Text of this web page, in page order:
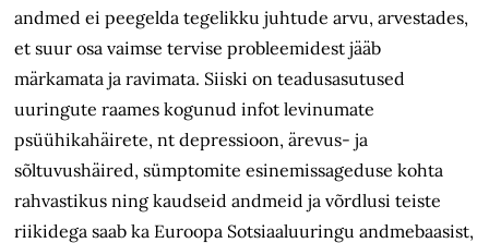
andmed ei peegelda tegelikku juhtude arvu, arvestades,
et suur osa vaimse tervise probleemidest jääb
märkamata ja ravimata. Siiski on teadusasutused
uuringute raames kogunud infot levinumate
psüühikahäirete, nt depressioon, ärevus- ja
sõltuvushäired, sümptomite esinemissageduse kohta
rahvastikus ning kaudseid andmeid ja võrdlusi teiste
riikidega saab ka Euroopa Sotsiaaluuringu andmebaasist,